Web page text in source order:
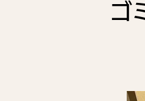
ゴ